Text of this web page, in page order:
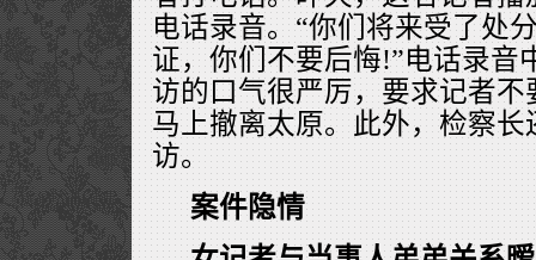
电话录音。“你们将来受了处
证，你们不要后悔!”电话录音
访的口气很严厉，要求记者
马上撤离太原。此外，检察
访。
案件隐情